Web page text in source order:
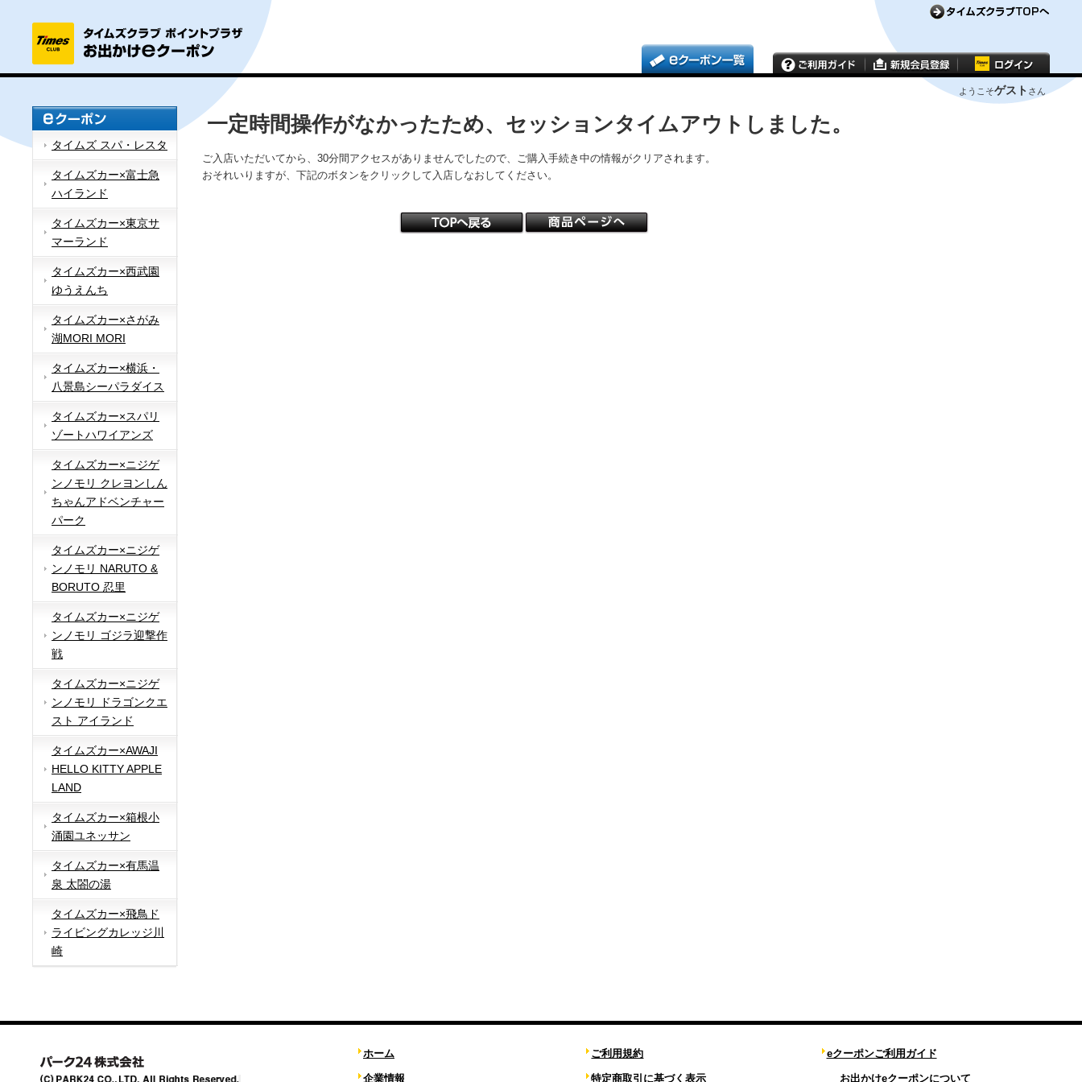
ようこそゲスト さん
タイムズ スパ・レスタ
タイムズカー×富士急
ハイランド
タイムズカー×東京サ
マーランド
タイムズカー×西武園
ゆうえんち
タイムズカー×さがみ
湖MORI MORI
タイムズカー×横浜・
八景島シーパラダイス
タイムズカー×スパリ
ゾートハワイアンズ
タイムズカー×ニジゲ
ンノモリ クレヨンしん
ちゃんアドベンチャー
パーク
タイムズカー×ニジゲ
ンノモリ NARUTO &
BORUTO 忍里
タイムズカー×ニジゲ
ンノモリ ゴジラ迎撃作
戦
タイムズカー×ニジゲ
ンノモリ ドラゴンクエ
スト アイランド
タイムズカー×AWAJI
HELLO KITTY APPLE
LAND
タイムズカー×箱根小
涌園ユネッサン
タイムズカー×有馬温
泉 太閤の湯
タイムズカー×飛鳥ド
ライビングカレッジ川
崎
一定時間操作がなかったため、セッションタイムアウトしました。
ご入店いただいてから、30分間アクセスがありませんでしたので、ご購入手続き中の情報がクリアされます。
おそれいりますが、下記のボタンをクリックして入店しなおしてください。
ホーム
企業情報
ご利用規約
特定商取引に基づく表示
eクーポンご利用ガイド
お出かけeクーポンについて